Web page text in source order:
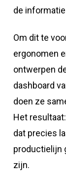
de
Om dit te
ergonomen
ontwerpen
dashboard
doen ze
Het
dat precies
productielijn
zijn.